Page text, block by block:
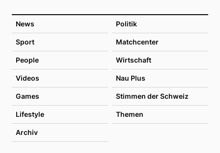
News Politik
Sport Matchcenter
People Wirtschaft
Videos Nau Plus
Games Stimmen der Schweiz
Lifestyle Themen
Archiv